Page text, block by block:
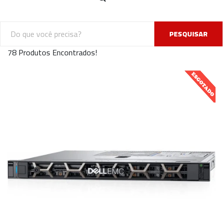
PESQUISAR
78 Produtos Encontrados!